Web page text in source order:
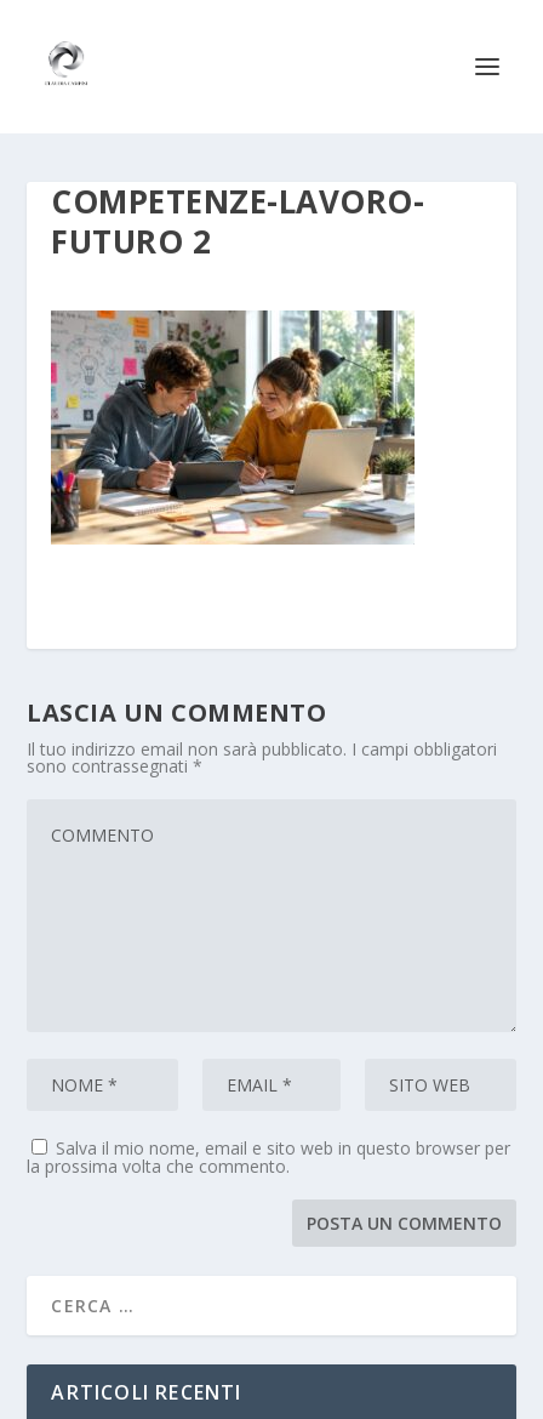
COMPETENZE-LAVORO-
FUTURO 2
LASCIA UN COMMENTO
Il tuo indirizzo email non sarà pubblicato. I campi obbligatori
sono contrassegnati*
Salva il mio nome, email e sito web in questo browser per
la prossima volta che commento.
ARTICOLI RECENTI